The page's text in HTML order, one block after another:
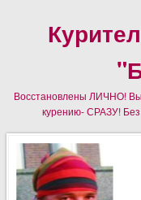
Восстановлены ЛИЧНО!
курению- СРАЗУ!